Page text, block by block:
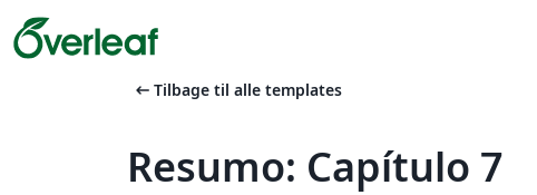
arrow_left_alt Tilbage til alle templates
Resumo: Capítulo 7